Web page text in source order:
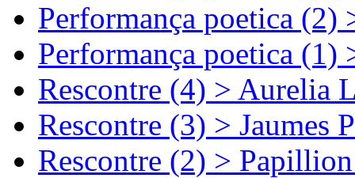
Performança poetica (2)
Performança poetica (1)
Rescontre (4) > Aurelia
Rescontre (3) > Jaumes
Rescontre (2) >